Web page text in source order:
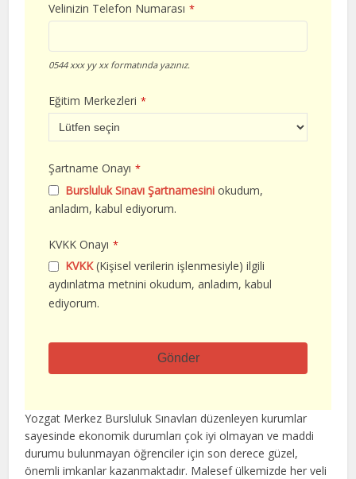
Velinizin Telefon Numarası *
0544 xxx yy xx formatında yazınız.
Eğitim Merkezleri *
Şartname Onayı *
Bursluluk Sınavı Şartnamesini okudum,
anladım, kabul ediyorum.
KVKK Onayı *
KVKK(Kişisel verilerin işlenmesiyle) ilgili
aydınlatma metnini okudum, anladım, kabul
ediyorum.
Gönder
alan
boş
bırakılmalıdır
Yozgat Merkez Bursluluk Sınavları düzenleyen kurumlar
sayesinde ekonomik durumları çok iyi olmayan ve maddi
durumu bulunmayan öğrenciler için son derece güzel,
önemli imkanlar kazanmaktadır. Malesef ülkemizde her veli